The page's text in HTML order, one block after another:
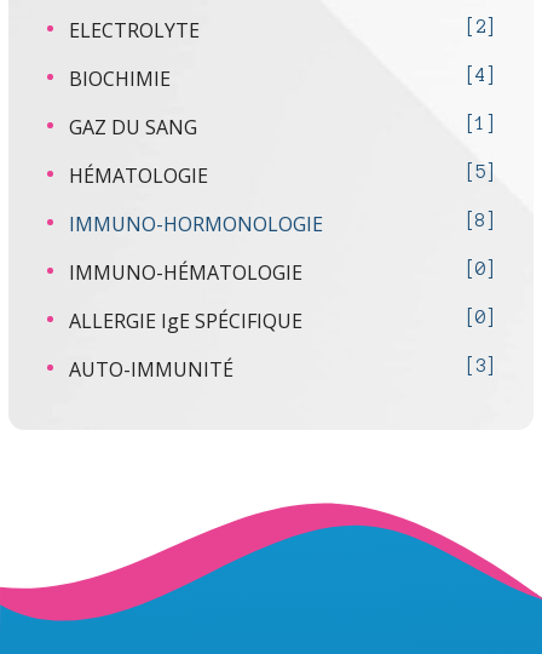
ELECTROLYTE 2
BIOCHIMIE 4
GAZ DU SANG 1
HÉMATOLOGIE 5
IMMUNO-HORMONOLOGIE 8
IMMUNO-HÉMATOLOGIE 0
ALLERGIE IgE SPÉCIFIQUE 0
AUTO-IMMUNITÉ 3